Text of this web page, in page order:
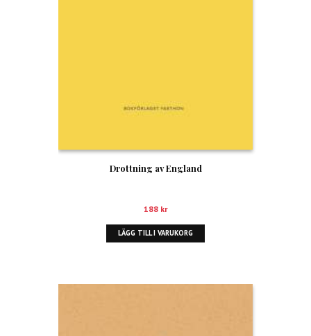
Drottning av England
188 kr
LÄGG TILL I VARUKORG